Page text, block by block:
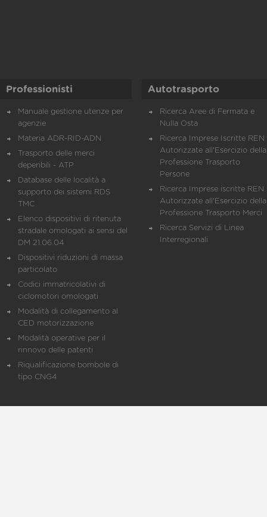
Professionisti
Manuale gestione utenze per
agenzie
Materia ADR-RID-ADN
Trasporto delle merci
deperibili - ATP
Database delle località a
supporto dei sistemi RDS
TMC
Elenco dispositivi di ritenuta
stradale omologati ai sensi del
DM 21.06.04
Dispositivi riduzioni di massa
particolato
Codici immatricolativi di
ciclomotori omologati
Modalità di collegamento al
CED motorizzazione
Modalità operative per il
rinnovo delle patenti
Riqualificazione bombole di
tipo CNG4
Autotrasporto
Ricerca Aree di Fermata e
Nulla Osta
Ricerca Imprese Iscritte REN
Autorizzate all'Esercizio della
Professione Trasporto
Persone
Ricerca Imprese iscritte REN
Autorizzate all'Esercizio della
Professione Trasporto Merci
Ricerca Servizi di Linea
Interregionali